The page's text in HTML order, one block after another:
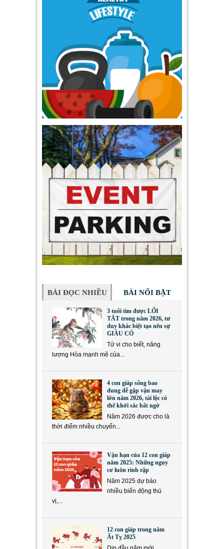
BÀI ĐỌC NHIỀU BÀI NỔI BẬT
3 tuổi tìm được LỐI
TẮT trong năm 2026, tư
duy khác biệt tạo nên sự
GIÀU CÓ
Tử vi cho biết, năng
lượng Hỏa mạnh mẽ của...
4 con giáp sống bao
dung dễ gặp vận may
lớn năm 2026, tài lộc có
thể khởi sắc bất ngờ
Năm 2026 được cho là
thời điểm nhiều chuyển...
Vận hạn của 12 con giáp
năm 2025: Những nguy
cơ luôn rình rập
Năm 2025 dự báo
nhiều biến động thú
vị,...
12 con giáp trong năm
Ất Tỵ 2025